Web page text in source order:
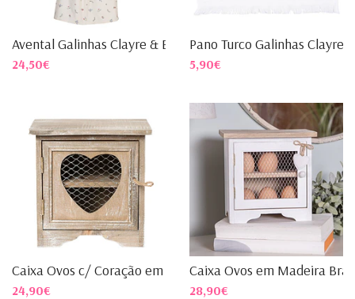
Avental Galinhas Clayre & E...
24,50€
Pano Turco Galinhas Clayre
5,90€
Caixa Ovos c/ Coração em Ma...
24,90€
Caixa Ovos em Madeira
28,90€